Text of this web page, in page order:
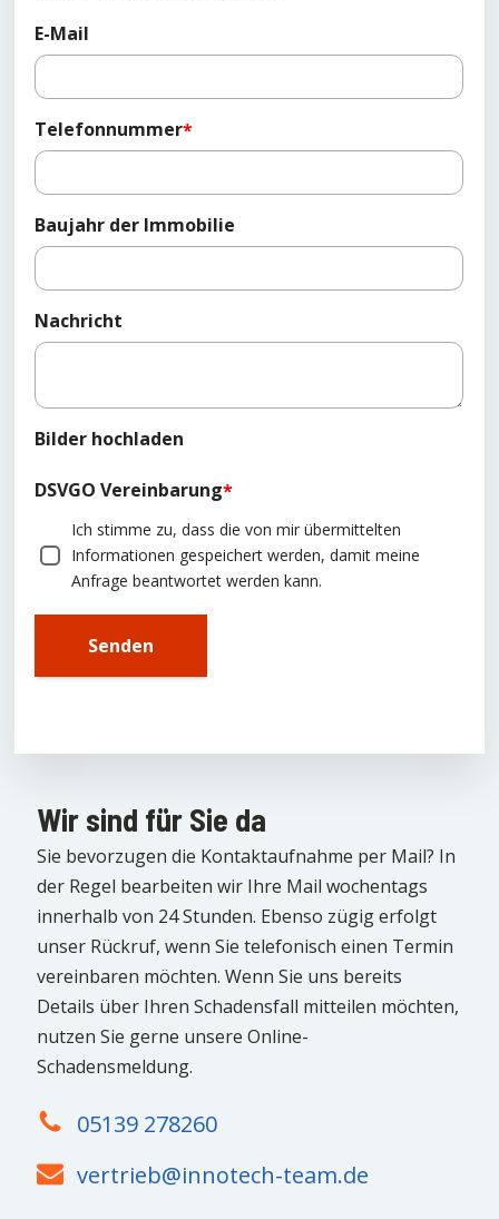
Wir sind für Sie da
Sie bevorzugen die Kontaktaufnahme per Mail? In
der Regel bearbeiten wir Ihre Mail wochentags
innerhalb von 24 Stunden. Ebenso zügig erfolgt
unser Rückruf, wenn Sie telefonisch einen Termin
vereinbaren möchten. Wenn Sie uns bereits
Details über Ihren Schadensfall mitteilen möchten,
nutzen Sie gerne unsere Online-
Schadensmeldung.
05139 278260
vertrieb@innotech-team.de
E-Mail
Telefonnummer*
Baujahr der Immobilie
Nachricht
Bilder hochladen
DSVGO Vereinbarung*
Ich stimme zu, dass die von mir übermittelten
Informationen gespeichert werden, damit meine
Anfrage beantwortet werden kann.
Senden